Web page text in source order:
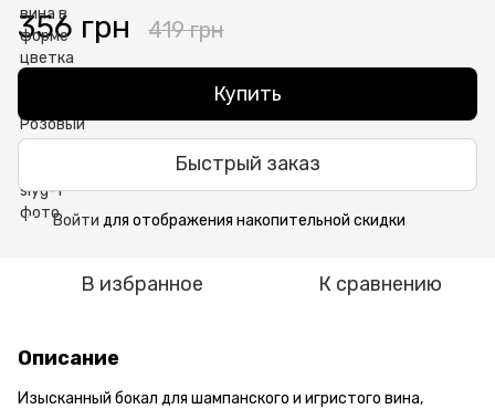
356 грн 419 грн
Купить
Быстрый заказ
% Войти для отображения накопительной скидки
В избранное К сравнению
Описание
Изысканный бокал для шампанского и игристого вина,